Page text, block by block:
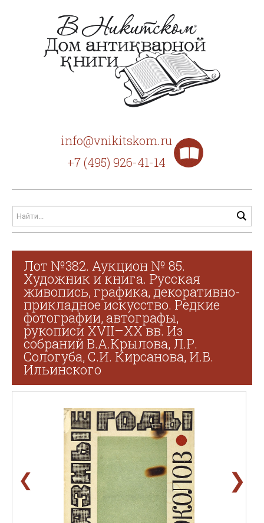
info@vnikitskom.ru
+7 (495) 926-41-14
Лот №382. Аукцион № 85.
Художник и книга. Русская
живопись, графика, декоративно-
прикладное искусство. Редкие
фотографии, автографы,
рукописи XVII–XX вв. Из
собраний В.А.Крылова, Л.Р.
Сологуба, С.И. Кирсанова, И.В.
Ильинского
❮ ❯